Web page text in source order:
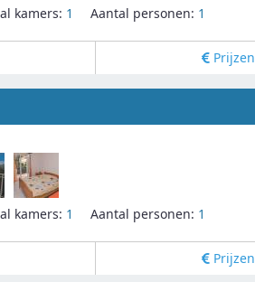
kamers: 1 Aantal personen: 1
Prijzen
kamers: 1 Aantal personen: 1
Prijzen